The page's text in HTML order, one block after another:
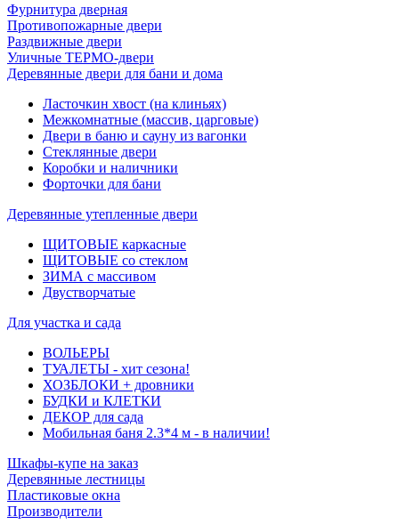
Фурнитура дверная
Противопожарные двери
Раздвижные двери
Уличные ТЕРМО-двери
Деревянные двери для бани и дома
Ласточкин хвост (на клиньях)
Межкомнатные (массив, царговые)
Двери в баню и сауну из вагонки
Стеклянные двери
Коробки и наличники
Форточки для бани
Деревянные утепленные двери
ЩИТОВЫЕ каркасные
ЩИТОВЫЕ со стеклом
ЗИМА с массивом
Двустворчатые
Для участка и сада
ВОЛЬЕРЫ
ТУАЛЕТЫ - хит сезона!
ХОЗБЛОКИ + дровники
БУДКИ и КЛЕТКИ
ДЕКОР для сада
Мобильная баня 2.3*4 м - в наличии!
Шкафы-купе на заказ
Деревянные лестницы
Пластиковые окна
Производители